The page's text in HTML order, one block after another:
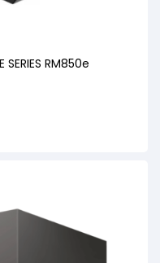
SERIES RM850e